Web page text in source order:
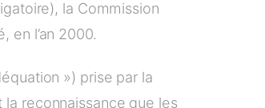
la Commission
en l’an 2000.
») prise par la
la reconnaissance que les